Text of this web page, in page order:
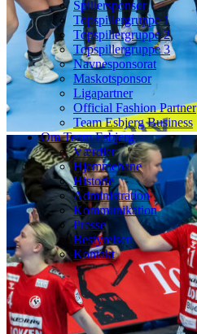
Spillersponsor
Topspillergruppe 1
Topspillergruppe 2
Topspillergruppe 3
Navnesponsorat
Maskotsponsor
Ligapartner
Official Fashion Partner
Team Esbjerg Business
Om Team Esbjerg
Værdier
Hjemmebane
Historie
Administration
Kommunikation
Presse
Bestyrelsen
Kontakt